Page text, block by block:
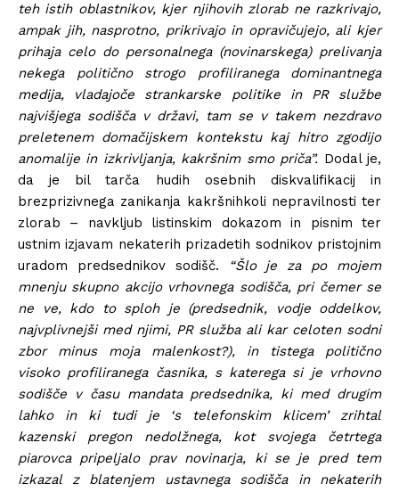
teh istih oblastnikov, kjer njihovih zlorab ne razkrivajo,
ampak jih, nasprotno, prikrivajo in opravičujejo, ali kjer
prihaja celo do personalnega (novinarskega) prelivanja
nekega politično strogo profiliranega dominantnega
medija, vladajoče strankarske politike in PR službe
najvišjega sodišča v državi, tam se v takem nezdravo
preletenem domačijskem kontekstu kaj hitro zgodijo
anomalije in izkrivljanja, kakršnim smo priča”. Dodal je,
da je bil tarča hudih osebnih diskvalifikacij in
brezprizivnega zanikanja kakršnihkoli nepravilnosti ter
zlorab – navkljub listinskim dokazom in pisnim ter
ustnim izjavam nekaterih prizadetih sodnikov pristojnim
uradom predsednikov sodišč. “Šlo je za po mojem
mnenju skupno akcijo vrhovnega sodišča, pri čemer se
ne ve, kdo to sploh je (predsednik, vodje oddelkov,
najvplivnejši med njimi, PR služba ali kar celoten sodni
zbor minus moja malenkost?), in tistega politično
visoko profiliranega časnika, s katerega si je vrhovno
sodišče v času mandata predsednika, ki med drugim
lahko in ki tudi je ‘s telefonskim klicem’ zrihtal
kazenski pregon nedolžnega, kot svojega četrtega
piarovca pripeljalo prav novinarja, ki se je pred tem
izkazal z blatenjem ustavnega sodišča in nekaterih